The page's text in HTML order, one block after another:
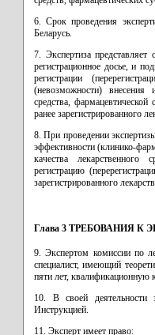
6. Срок проведения
Беларусь.
7. Экспертиза
регистрационное досье, и
регистрации
(невозможности) внесения
средства,
ранее зарегистрированного
8. При проведении
эффективности (клинико-
качества лекарственного
регистрацию
зарегистрированного
Глава 3 ТРЕБОВАНИЯ
9. Экспертом комиссии по
специалист, имеющий
пяти лет, квалификационную
10. В своей деятельности
Инструкцией.
11. Эксперт имеет право: